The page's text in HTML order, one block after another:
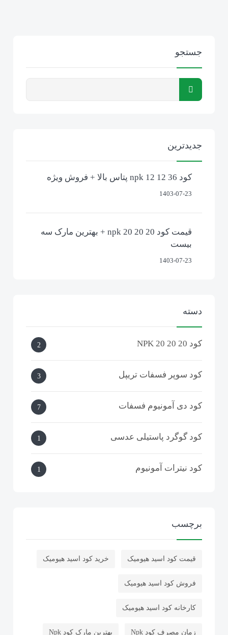
جستجو
جدیدترین
کود npk 12 12 36 پتاس بالا + فروش ویژه
1403-07-23
قیمت کود npk 20 20 20 + بهترین مارک سه
بیست
1403-07-23
دسته
کود NPK 20 20 20 2
کود سوپر فسفات تریپل 3
کود دی آمونیوم فسفات 7
کود گوگرد پاستیلی عدسی 1
کود نیترات آمونیوم 1
کود گوگرد بنتونیت دار گرانوله
کود گوگرد مایع
برچسب
قیمت کود اسید هیومیک خرید کود اسید هیومیک
فروش کود اسید هیومیک
کارخانه کود اسید هیومیک
زمان مصرف کود Npk بهترین مارک کود Npk